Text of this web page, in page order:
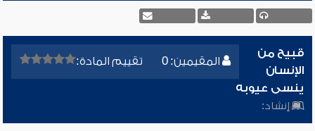
المقيمين: 0 تقييم المادة:
قبيح من
الإنسان
ينسى عيوبه
إنشاد: